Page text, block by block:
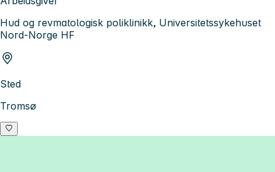
Hud og revmatologisk poliklinikk, Universitetssykehuset
Nord-Norge HF
Sted
Tromsø